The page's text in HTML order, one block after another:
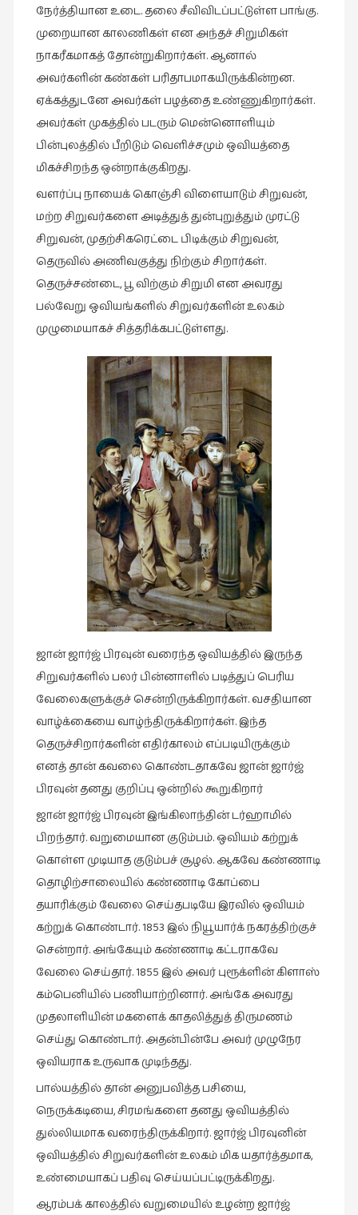
நேர்த்தியான உடை. தலை சீவிவிடப்பட்டுள்ள பாங்கு.
முறையான காலணிகள் என அந்தச் சிறுமிகள்
நாகரீகமாகத் தோன்றுகிறார்கள். ஆனால்
அவர்களின் கண்கள் பரிதாபமாகயிருக்கின்றன.
ஏக்கத்துடனே அவர்கள் பழத்தை உண்ணுகிறார்கள்.
அவர்கள் முகத்தில் படரும் மென்னொளியும்
பின்புலத்தில் பீறிடும் வெளிச்சமும் ஒவியத்தை
மிகச்சிறந்த ஒன்றாக்குகிறது.
வளர்ப்பு நாயைக் கொஞ்சி விளையாடும் சிறுவன்,
மற்ற சிறுவர்களை அடித்துத் துன்புறுத்தும் முரட்டு
சிறுவன், முதற்சிகரெட்டை பிடிக்கும் சிறுவன்,
தெருவில் அணிவகுத்து நிற்கும் சிறார்கள்.
தெருச்சண்டை, பூ விற்கும் சிறுமி என அவரது
பல்வேறு ஒவியங்களில் சிறுவர்களின் உலகம்
முழுமையாகச் சித்தரிக்கபட்டுள்ளது.
ஜான் ஜார்ஜ் பிரவுன் வரைந்த ஒவியத்தில் இருந்த
சிறுவர்களில் பலர் பின்னாளில் படித்துப் பெரிய
வேலைகளுக்குச் சென்றிருக்கிறார்கள். வசதியான
வாழ்க்கையை வாழ்ந்திருக்கிறார்கள். இந்த
தெருச்சிறார்களின் எதிர்காலம் எப்படியிருக்கும்
எனத் தான் கவலை கொண்டதாகவே ஜான் ஜார்ஜ்
பிரவுன் தனது குறிப்பு ஒன்றில் கூறுகிறார்
ஜான் ஜார்ஜ் பிரவுன் இங்கிலாந்தின் டர்ஹாமில்
பிறந்தார். வறுமையான குடும்பம். ஒவியம் கற்றுக்
கொள்ள முடியாத குடும்பச் சூழல். ஆகவே கண்ணாடி
தொழிற்சாலையில் கண்ணாடி கோப்பை
தயாரிக்கும் வேலை செய்தபடியே இரவில் ஒவியம்
கற்றுக் கொண்டார். 1853 இல் நியூயார்க் நகரத்திற்குச்
சென்றார். அங்கேயும் கண்ணாடி கட்டராகவே
வேலை செய்தார். 1855 இல் அவர் புரூக்ளின் கிளாஸ்
கம்பெனியில் பணியாற்றினார். அங்கே அவரது
முதலாளியின் மகளைக் காதலித்துத் திருமணம்
செய்து கொண்டார். அதன்பின்பே அவர் முழுநேர
ஒவியராக உருவாக முடிந்தது.
பால்யத்தில் தான் அனுபவித்த பசியை,
நெருக்கடியை, சிரமங்களை தனது ஒவியத்தில்
துல்லியமாக வரைந்திருக்கிறார். ஜார்ஜ் பிரவுனின்
ஒவியத்தில் சிறுவர்களின் உலகம் மிக யதார்த்தமாக,
உண்மையாகப் பதிவு செய்யப்பட்டிருக்கிறது.
ஆரம்பக் காலத்தில் வறுமையில் உழன்ற ஜார்ஜ்